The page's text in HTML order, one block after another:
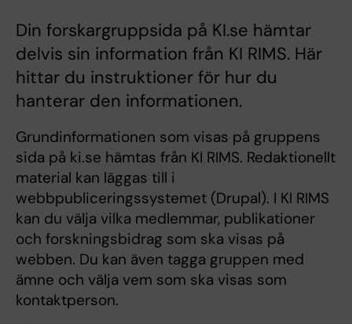
Din forskargruppsida på KI.se hämtar
delvis sin information från KI RIMS. Här
hittar du instruktioner för hur du
hanterar den informationen.
Grundinformationen som visas på gruppens
sida på ki.se hämtas från KI RIMS. Redaktionellt
material kan läggas till i
webbpubliceringssystemet (Drupal). I KI RIMS
kan du välja vilka medlemmar, publikationer
och forskningsbidrag som ska visas på
webben. Du kan även tagga gruppen med
ämne och välja vem som ska visas som
kontaktperson.